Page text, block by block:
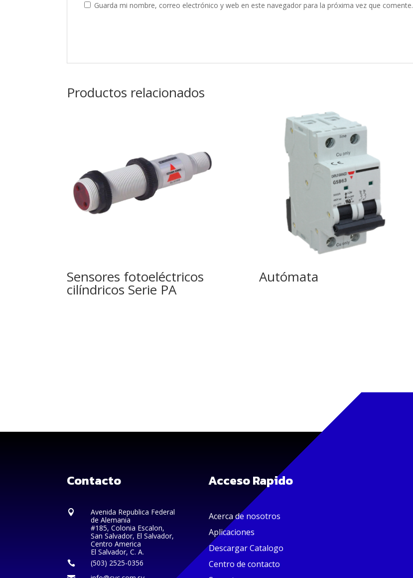
Guarda mi nombre, correo electrónico y web en este navegador para la próxima vez que comente.
Productos relacionados
Sensores fotoeléctricos
cilíndricos Serie PA
Autómata
Contacto

Avenida Republica Federal
de Alemania
#185, Colonia Escalon,
San Salvador, El Salvador,
Centro America
El Salvador, C. A.
 (503) 2525-0356
Acceso Rapido
Acerca de nosotros
Aplicaciones
Descargar Catalogo
Centro de contacto